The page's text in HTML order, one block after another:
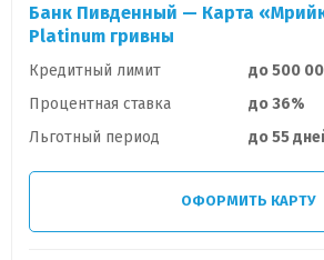
Банк Пивденный — Карта
Platinum гривны
Кредитный лимит
до 500
Процентная ставка
до 36%
Льготный период
до 55
ОФОРМИТЬ КАРТУ